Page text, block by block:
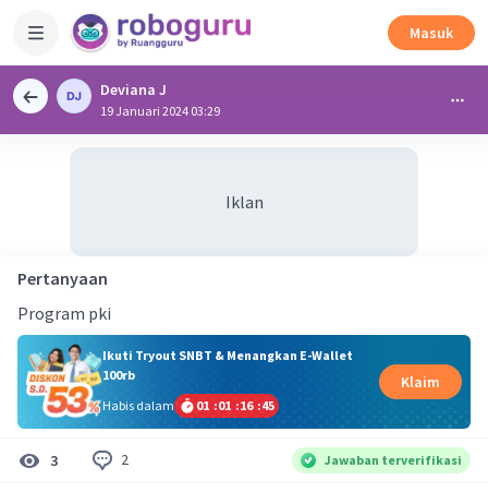
Masuk
Deviana J
19 Januari 2024 03:29
Iklan
Pertanyaan
Program pki
Ikuti Tryout SNBT & Menangkan E-Wallet
100rb
Habis dalam
01 :01 :16 :44
Klaim
3 2 Jawaban terverifikasi